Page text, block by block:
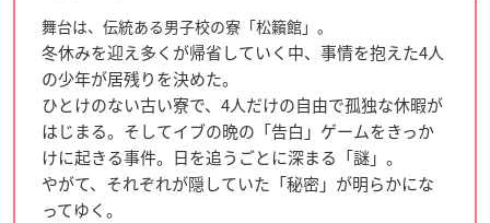
舞台は、伝統ある男子校の寮「松籟館」。
冬休みを迎え多くが帰省していく中、事情を抱えた4人
の少年が居残りを決めた。
ひとけのない古い寮で、4人だけの自由で孤独な休暇が
はじまる。そしてイブの晩の「告白」ゲームをきっか
けに起きる事件。日を追うごとに深まる「謎」。
やがて、それぞれが隠していた「秘密」が明らかにな
ってゆく。